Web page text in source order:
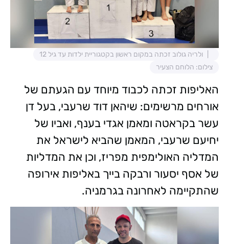
ולריה גולוב זכתה במקום ראשון בקטגוריית ילדות עד גיל 12
צילום: הלוחם הצעיר
האליפות זכתה לכבוד מיוחד עם הגעתם של
אורחים מרשימים: שיהאן דוד שרעבי, בעל דן
עשר בקראטה ומאמן אגדי בענף, ואביו של
יחיעם שרעבי, המאמן שהביא לישראל את
המדליה האולימפית מפריז, וכן את המדליות
של אסף יסעור ורבקה בייך באליפות אירופה
שהתקיימה לאחרונה בגרמניה.